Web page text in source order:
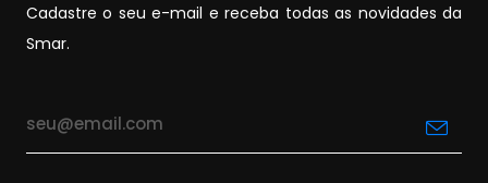
Cadastre o seu e-mail e receba todas as novidades da
Smar.